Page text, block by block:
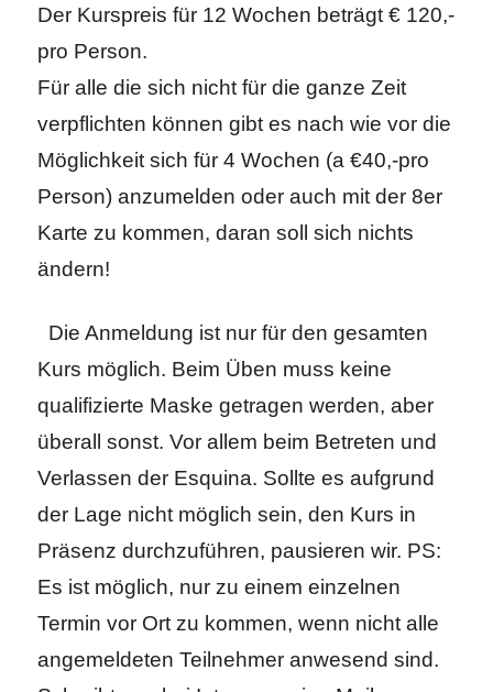
Der Kurspreis für 12 Wochen beträgt € 120,-
pro Person.
Für alle die sich nicht für die ganze Zeit
verpflichten können gibt es nach wie vor die
Möglichkeit sich für 4 Wochen (a €40,-pro
Person) anzumelden oder auch mit der 8er
Karte zu kommen, daran soll sich nichts
ändern!
Die Anmeldung ist nur für den gesamten
Kurs möglich. Beim Üben muss keine
qualifizierte Maske getragen werden, aber
überall sonst. Vor allem beim Betreten und
Verlassen der Esquina. Sollte es aufgrund
der Lage nicht möglich sein, den Kurs in
Präsenz durchzuführen, pausieren wir. PS:
Es ist möglich, nur zu einem einzelnen
Termin vor Ort zu kommen, wenn nicht alle
angemeldeten Teilnehmer anwesend sind.